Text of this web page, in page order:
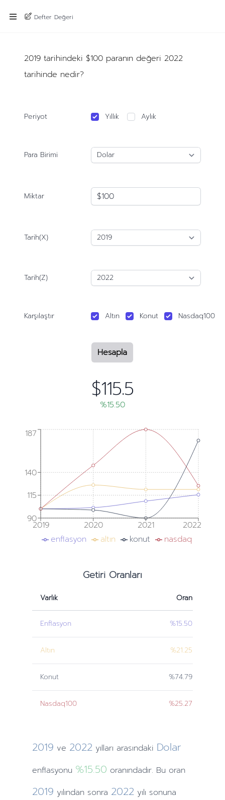
Defter Değeri
2019 tarihindeki $100 paranın değeri 2022
tarihinde nedir?
Periyot Yıllık Aylık
Para Birimi
Miktar
Tarih(X)
Tarih(Z)
Karşılaştır Altın Konut Nasdaq100
Hesapla
$115.5
%15.50
2019 2020 2021 2022
90
115
140
187
enflasyon altın konut nasdaq
Getiri Oranları
Varlık Oran
Enflasyon %15.50
Altın %21.25
Konut %74.79
Nasdaq100 %25.27
2019 ve 2022 yılları arasındaki Dolar
enflasyonu %15.50 oranındadır. Bu oran
2019 yılındansonra 2022 yılı sonuna